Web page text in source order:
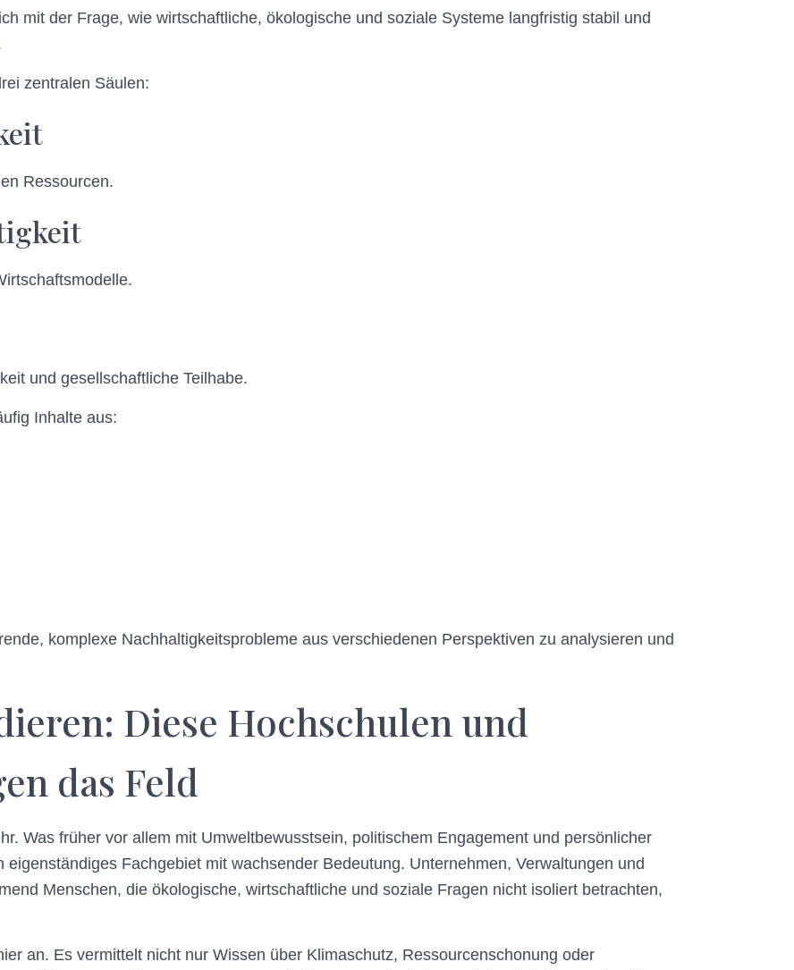
mit der Frage, wie wirtschaftliche, ökologische und soziale Systeme langfristig stabil und
zentralen Säulen:
Ressourcen.
und gesellschaftliche Teilhabe.
Inhalte aus:
komplexe Nachhaltigkeitsprobleme aus verschiedenen Perspektiven zu analysieren und
Diese Hochschulen und
das Feld
Was früher vor allem mit Umweltbewusstsein, politischem Engagement und persönlicher
Fachgebiet mit wachsender Bedeutung. Unternehmen, Verwaltungen und
Menschen, die ökologische, wirtschaftliche und soziale Fragen nicht isoliert betrachten,
an. Es vermittelt nicht nur Wissen über Klimaschutz, Ressourcenschonung oder